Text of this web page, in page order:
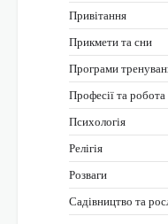
Привітання
Прикмети та сни
Програми
Професії та робота
Психологія
Релігія
Розваги
Садівництво та